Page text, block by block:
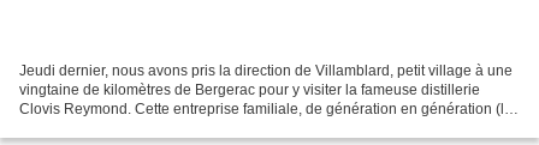
Jeudi dernier, nous avons pris la direction de Villamblard, petit village à une
vingtaine de kilomètres de Bergerac pour y visiter la fameuse distillerie
Clovis Reymond. Cette entreprise familiale, de génération en génération (la